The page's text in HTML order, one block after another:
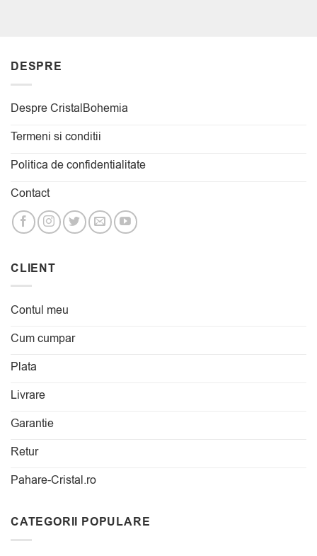
DESPRE
Despre CristalBohemia
Termeni si conditii
Politica de confidentialitate
Contact
CLIENT
Contul meu
Cum cumpar
Plata
Livrare
Garantie
Retur
Pahare-Cristal.ro
CATEGORII POPULARE